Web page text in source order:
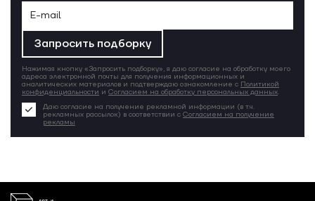
Запросить подборку
Нажимая кнопку «Запросить подборку», я даю согласие на обработку моего
адреса электронной почты для получения информационных и
аналитических материалов и подтверждаю ознакомление с Политикой
конфиденциальности и Согласием на обработку персональных данных.
Даю согласие на получение рекламной информации (в т.ч.
рекламных рассылок) в соответствии с Согласием на получение
рекламы